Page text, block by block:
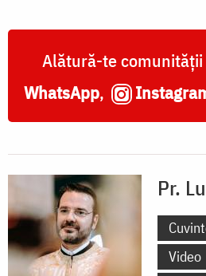
Alătură-te
WhatsApp,
Pr.
Video